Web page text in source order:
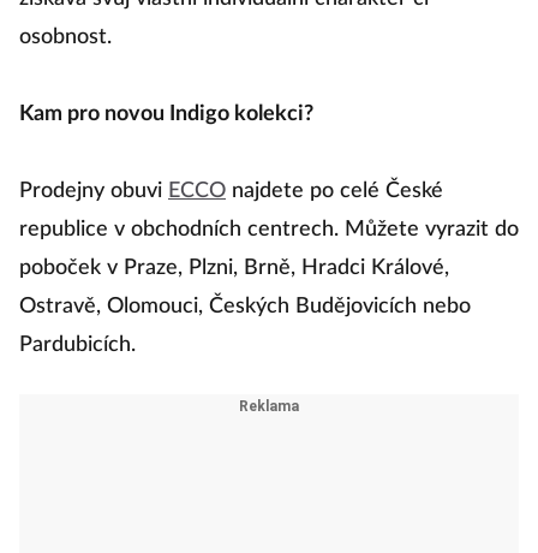
osobnost.
Kam pro novou Indigo kolekci?
Prodejny obuvi ECCO najdete po celé České
republice v obchodních centrech. Můžete vyrazit do
poboček v Praze, Plzni, Brně, Hradci Králové,
Ostravě, Olomouci, Českých Budějovicích nebo
Pardubicích.